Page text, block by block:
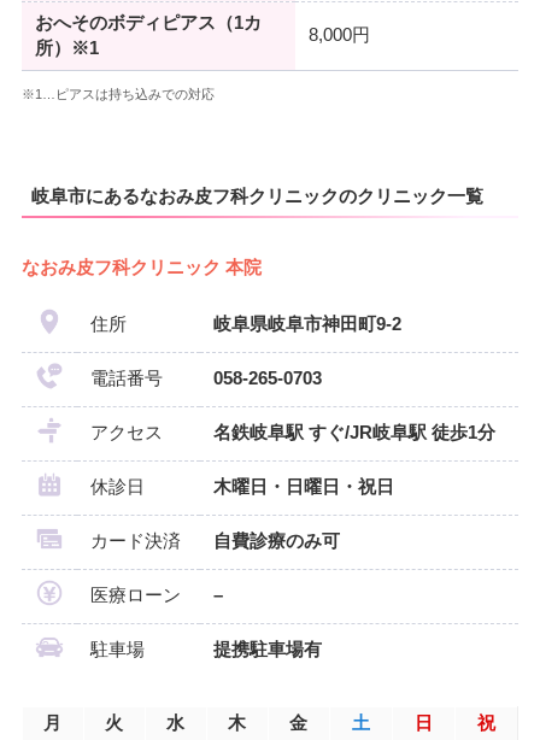
おへそのボディピアス（1カ
所）※1
8,000円
※1…ピアスは持ち込みでの対応
岐阜市にあるなおみ皮フ科クリニックのクリニック一覧
なおみ皮フ科クリニック 本院
住所 岐阜県岐阜市神田町9-2
電話番号 058-265-0703
アクセス 名鉄岐阜駅 すぐ/JR岐阜駅 徒歩1分
休診日 木曜日・日曜日・祝日
カード決済 自費診療のみ可
医療ローン –
駐車場 提携駐車場有
月 火 水 木 金 土 日 祝